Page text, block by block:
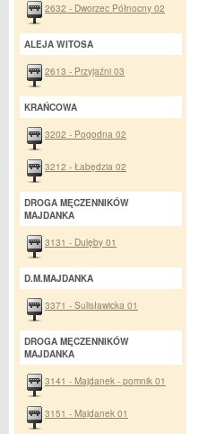
2632 - Dworzec Północny 02
ALEJA WITOSA
2613 - Przyjaźni 03
KRAŃCOWA
3202 - Pogodna 02
3212 - Łabędzia 02
DROGA MĘCZENNIKÓW
MAJDANKA
3131 - Dulęby 01
D.M.MAJDANKA
3371 - Sulisławicka 01
DROGA MĘCZENNIKÓW
MAJDANKA
3141 - Majdanek - pomnik 01
3151 - Majdanek 01